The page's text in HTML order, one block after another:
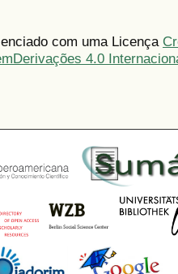
com uma Licença
4.0